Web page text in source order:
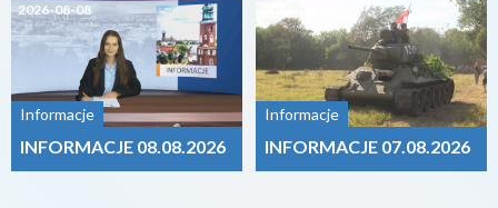
2026-08-08
Informacje
INFORMACJE 08.08.2026
Informacje
INFORMACJE 07.08.2026